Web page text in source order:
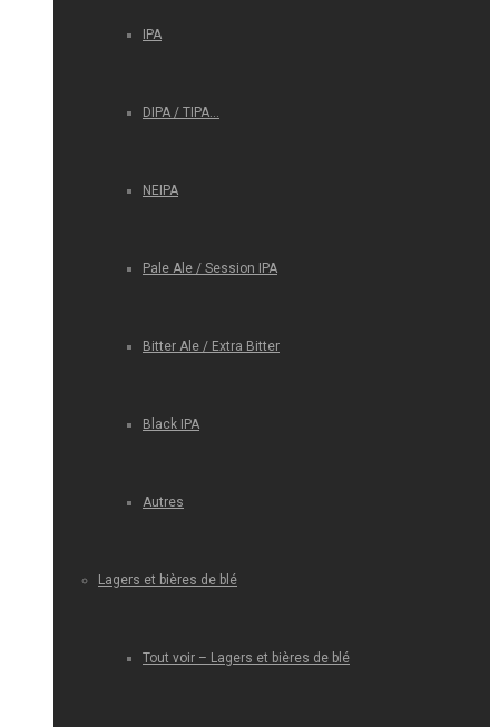
IPA
DIPA / TIPA…
NEIPA
Pale Ale / Session IPA
Bitter Ale / Extra Bitter
Black IPA
Autres
Lagers et bières de blé
Tout voir – Lagers et bières de blé